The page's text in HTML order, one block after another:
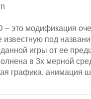
– это модификация
известную под
игры от ее
в 3х мерной
графика, анимация